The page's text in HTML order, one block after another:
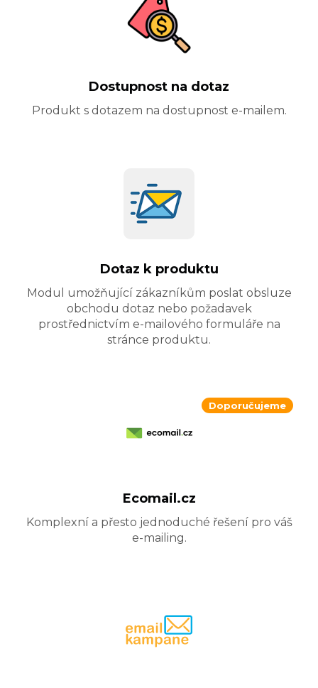
Dostupnost na dotaz
Produkt s dotazem na dostupnost e-mailem.
Dotaz k produktu
Modul umožňující zákazníkům poslat obsluze
obchodu dotaz nebo požadavek
prostřednictvím e-mailového formuláře na
stránce produktu.
Doporučujeme
Ecomail.cz
Komplexní a přesto jednoduché řešení pro váš
e-mailing.